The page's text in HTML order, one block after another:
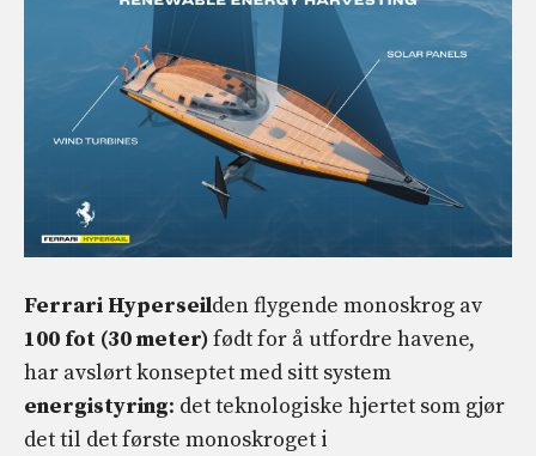
Ferrari Hyperseilden flygende monoskrog av
100 fot (30 meter)født for å utfordre havene,
har avslørt konseptet med sitt system
energistyring: det teknologiske hjertet som gjør
det til det første monoskroget i